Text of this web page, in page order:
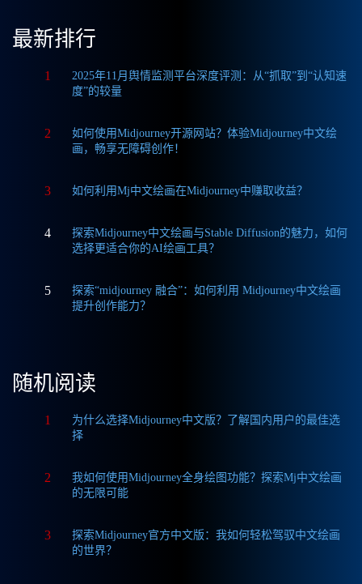
最新排行
1
2025年11月舆情监测平台深度评测：从“抓取”到“认知速
度”的较量
2
如何使用Midjourney开源网站？体验Midjourney中文绘
画，畅享无障碍创作！
3 如何利用Mj中文绘画在Midjourney中赚取收益？
4
探索Midjourney中文绘画与Stable Diffusion的魅力，如何
选择更适合你的AI绘画工具？
5
探索“midjourney 融合”：如何利用 Midjourney中文绘画
提升创作能力？
随机阅读
1
为什么选择Midjourney中文版？了解国内用户的最佳选
择
2
我如何使用Midjourney全身绘图功能？探索Mj中文绘画
的无限可能
3
探索Midjourney官方中文版：我如何轻松驾驭中文绘画
的世界？